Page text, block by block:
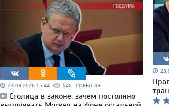
23.03.2026 15:44 546 СОБЫТИЯ
Столица в законе: зачем постоянно